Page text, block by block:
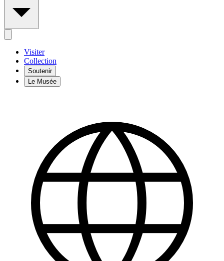
Visiter
Collection
Soutenir
Le Musée